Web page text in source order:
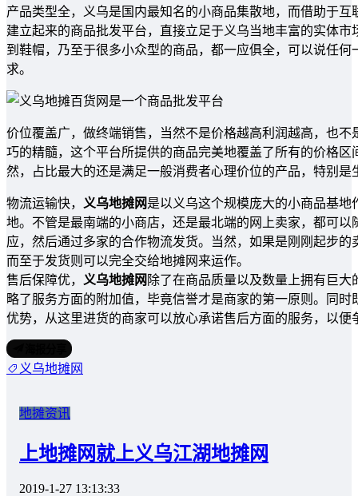
产品类型全，义乌是国内最知名的小商品集散地，而借助于
建立起来的商品批发平台，直接立足于义乌当地丰富的实体
到鞋帽，乃至于很多小众型的商品，都一应俱全，可以说任
求。
价位覆盖广，做终端销售，当然不是价格越高利润越高，也
巧的精髓，这个平台所提供的商品完美地覆盖了所有的价格
然，占比最大的还是满足一般消费者心理价位的产品，特别
物流运输快， 义乌地摊网是以义乌这个规模庞大的小商品基
地。不管是最南端的小商店，还是最北端的网上卖家，都可
应，然后通过多家的合作物流发货。当然，如果是刚刚起步
而至于发货则可以完全交给地摊网来运作。
售后保障优，
义乌地摊网 除了在商品质量以及数量上拥有巨
略了服务方面的附加值，毕竟信誉才是商家的第一原则。同
优势，从这里进货的商家可以放心承诺售后方面的服务，以便
义乌地摊网
地摊资讯
上地摊网就上义乌江湖地摊网
2019-1-27 13:13:33